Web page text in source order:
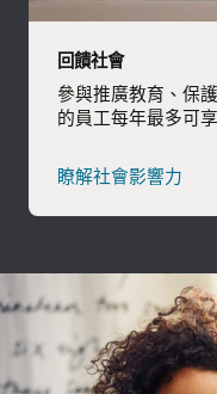
回饋社會
參與推廣教育、保
的員工每年最多可
瞭解社會影響力